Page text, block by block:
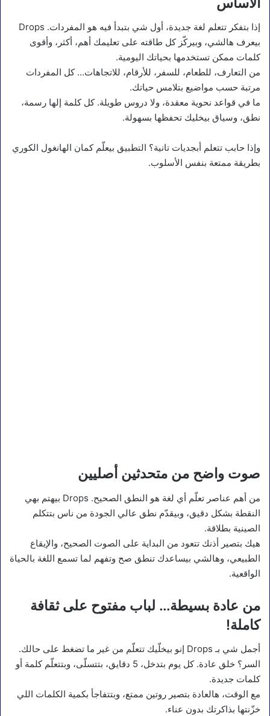
إذا بتفكر تتعلم لغة جديدة، أول شي بتبدأ فيه هو المفردات. Drops
بيعرف هالشي، وبيركّز كل طاقته على تعليمك أهم، أكثر، وأقوى
كلمات ممكن تستخدمها بحياتك اليومية.
من التعارف، للطعام، للسفر، للأرقام، للاتجاهات… كل المفردات
مرتبة حسب مواضيع بتلامس حياتك.
ما في قواعد نحوية معقدة، ولا دروس طويلة. كل كلمة إلها رسمة،
نطق، وسياق بيخليك تحفظها بسهولة.
وإذا حابب تتعلم أبجديات تانية؟ التطبيق بيعلّم كمان الهانغول الكوري
بطريقة ممتعة بنفس الأسلوب.
صوت واضح من متحدثين أصليين
من أهم عناصر تعلّم أي لغة هو النطق الصحيح. Drops بيهتم بهي
النقطة بشكل دقيق، وبيقدّم نطق عالي الجودة من ناس بتتكلم
الصينية بطلاقة.
هيك بتصير أذنك تتعود من البداية على الصوت الصحيح، والإيقاع
الطبيعي، وهالشي بيساعدك تنطق صح وتفهم لما تسمع اللغة بالحياة
الواقعية.
من عادة بسيطة… لباب مفتوح على ثقافة
كاملة!
أجمل شي بـ Drops إنو بيخلّيك تتعلّم من غير ما تضغط على حالك.
السر؟ خلق عادة. كل يوم بتدخل، 5 دقايق، بتتسلّى، وبتتعلّم كلمة أو
كلمات جديدة.
مع الوقت، هالعادة بتصير روتين ممتع، وبتتفاجأ بكمية الكلمات اللي
خزّنتها بذاكرتك بدون عناء.